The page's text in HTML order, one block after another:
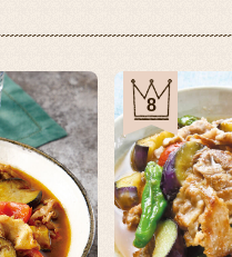
8